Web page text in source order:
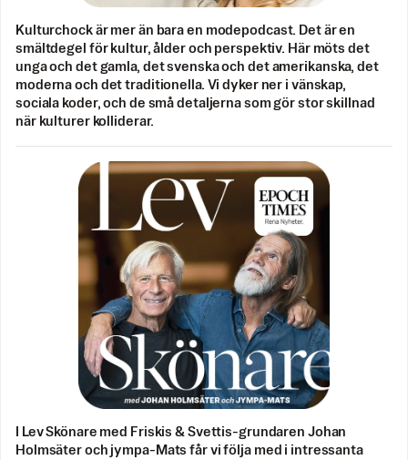
Kulturchock är mer än bara en modepodcast. Det är en
smältdegel för kultur, ålder och perspektiv. Här möts det
unga och det gamla, det svenska och det amerikanska, det
moderna och det traditionella. Vi dyker ner i vänskap,
sociala koder, och de små detaljerna som gör stor skillnad
när kulturer kolliderar.
I Lev Skönare med Friskis & Svettis-grundaren Johan
Holmsäter och jympa-Mats får vi följa med i intressanta